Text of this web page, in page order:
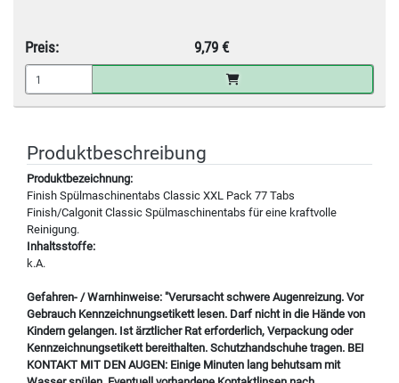
Preis: 9,79 €
Produktbeschreibung
Produktbezeichnung:
Finish Spülmaschinentabs Classic XXL Pack 77 Tabs
Finish/Calgonit Classic Spülmaschinentabs für eine kraftvolle
Reinigung.
Inhaltsstoffe:
k.A.
Gefahren- / Warnhinweise: "Verursacht schwere Augenreizung. Vor
Gebrauch Kennzeichnungsetikett lesen. Darf nicht in die Hände von
Kindern gelangen. Ist ärztlicher Rat erforderlich, Verpackung oder
Kennzeichnungsetikett bereithalten. Schutzhandschuhe tragen. BEI
KONTAKT MIT DEN AUGEN: Einige Minuten lang behutsam mit